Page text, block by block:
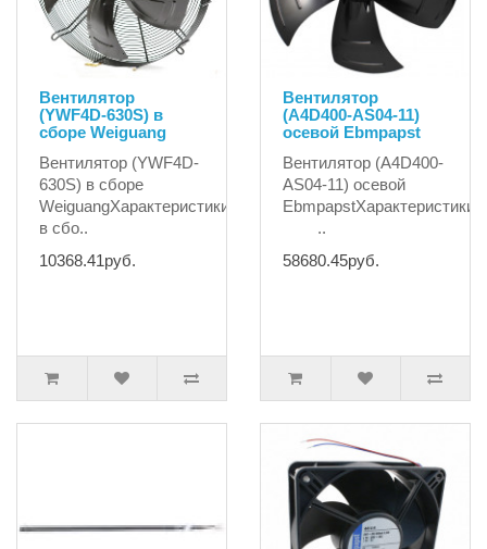
Вентилятор
(YWF4D-630S) в
сборе Weiguang
Вентилятор (YWF4D-
630S) в сборе
в сбо..
10368.41руб.
Вентилятор
(A4D400-AS04-11)
осевой Ebmpapst
Вентилятор (A4D400-
AS04-11) осевой
..
58680.45руб.